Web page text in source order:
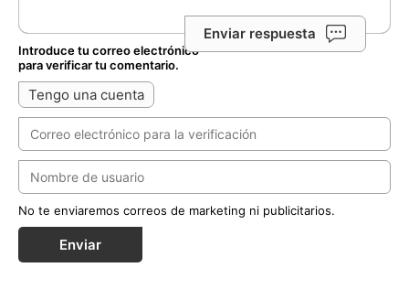
Enviar respuesta
Introduce tu correo electrónico
para verificar tu comentario.
Tengo una cuenta
No te enviaremos correos de marketing ni publicitarios.
Enviar